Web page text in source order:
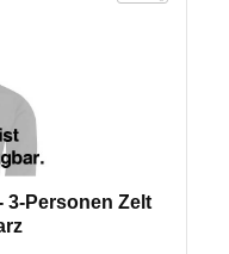
3-Personen Zelt